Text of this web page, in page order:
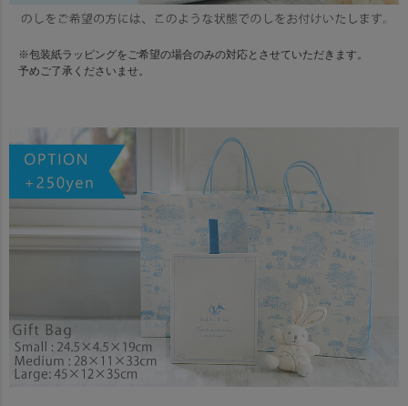
※包装紙ラッピングをご希望の場合のみの対応とさせていただきます。
予めご了承くださいませ。